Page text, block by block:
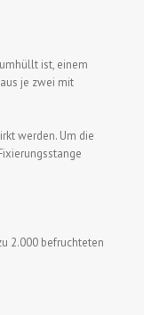
ist, einem
je zwei mit
werden. Um die
2.000 befruchteten